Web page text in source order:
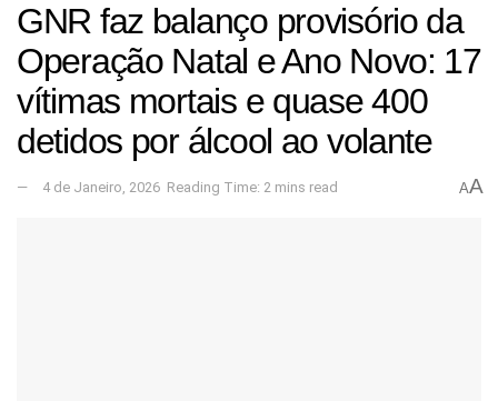
GNR faz balanço provisório da
Operação Natal e Ano Novo: 17
vítimas mortais e quase 400
detidos por álcool ao volante
4 de Janeiro, 2026 Reading Time: 2 mins read AA